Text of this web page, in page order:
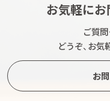
お気軽にお
ご質問
どうぞ、お
お